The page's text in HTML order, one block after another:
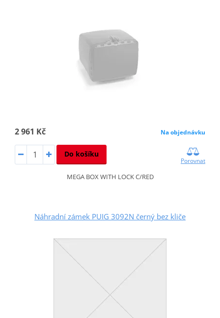
2 961 Kč Na objednávku
Do košíku
Porovnat
MEGA BOX WITH LOCK C/RED
Náhradní zámek PUIG 3092N černý bez kliče